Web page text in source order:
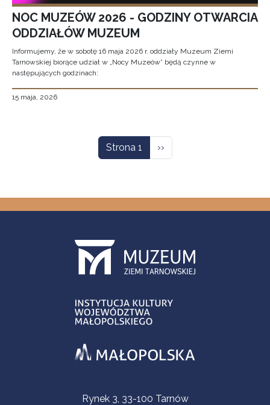
NOC MUZEÓW 2026 - GODZINY OTWARCIA
ODDZIAŁÓW MUZEUM
Informujemy, że w sobotę 16 maja 2026 r. oddziały Muzeum Ziemi
Tarnowskiej biorące udział w „Nocy Muzeów” będą czynne w
następujących godzinach:
15 maja, 2026
Strona 1 Następna strona
››
Informacje kontaktoweRynek 3, 33-100 Tarnów